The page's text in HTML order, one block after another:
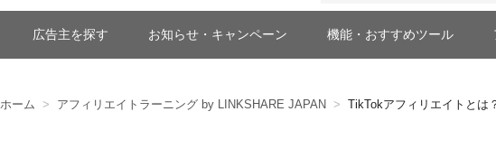
広告主を探す お知らせ・キャンペーン 機能・おすすめツール
ホーム アフィリエイトラーニング by LINKSHARE JAPAN TikTokアフィリエイトとは